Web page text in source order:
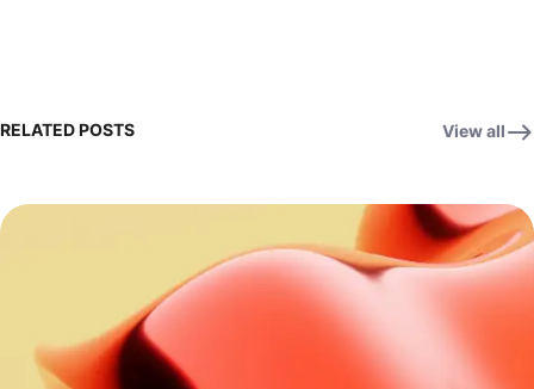
RELATED POSTS View all